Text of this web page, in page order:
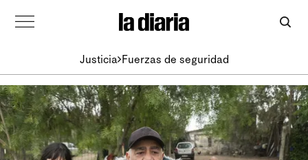
Justicia Fuerzas de seguridad